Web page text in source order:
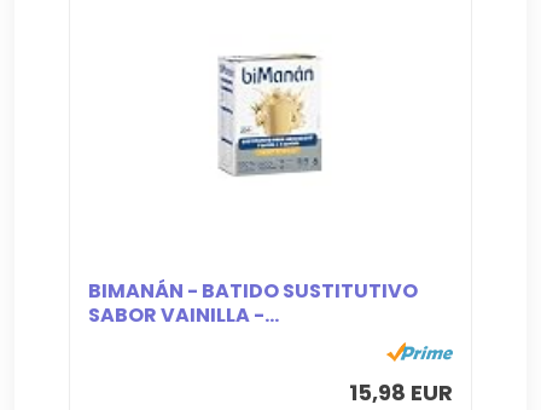
BIMANÁN - BATIDO SUSTITUTIVO
SABOR VAINILLA -...
15,98 EUR